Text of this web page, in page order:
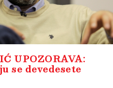
UPOZORAVA:
se devedesete